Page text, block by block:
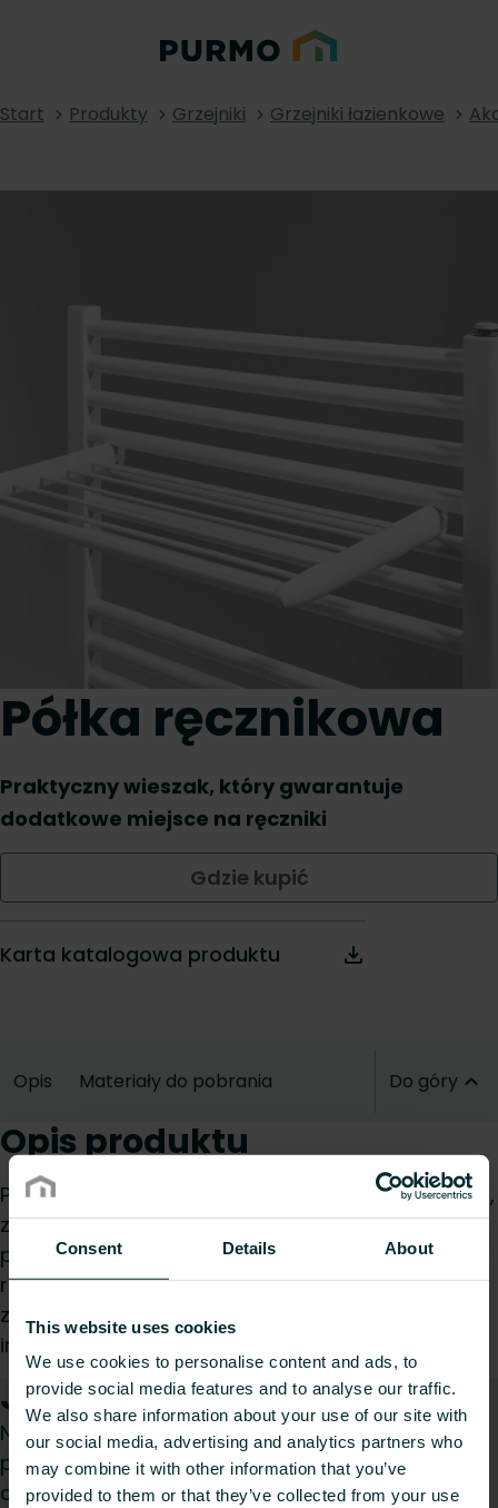
Consent Details About
This website uses cookies
We use cookies to personalise content and ads, to
provide social media features and to analyse our traffic.
We also share information about your use of our site with
our social media, advertising and analytics partners who
may combine it with other information that you’ve
provided to them or that they’ve collected from your use
Start Produkty Grzejniki Grzejniki łazienkowe
Półka ręcznikowa
Praktyczny wieszak, który gwarantuje
dodatkowe miejsce na ręczniki
Gdzie kupić
Karta katalogowa produktu
Opis Materiały do pobrania Do góry
Opis produktu
Półka na ręczniki zwiększa funkcjonalność łazienki,
zapewniając dodatkową przestrzeń do
przechowywania ręczników. Jest kompatybilna z
różnymi modelami grzejników i została
zaprojektowana z myślą o szybkiej i łatwej
instalacji.
Jak możemy Ci pomóc?
Niezależnie od tego, czy jesteś architektem,
projektantem, instalatorem, pracownikiem
dystrybucji, czy użytkownikiem końcowym z